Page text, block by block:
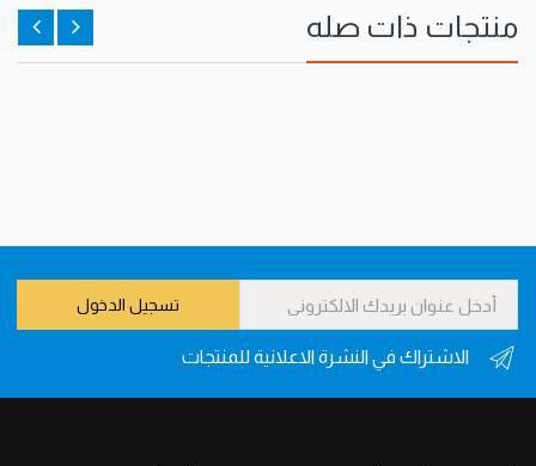
منتجات ذات صله
تسجيل الدخول
الاشتراك في النشرة الاعلانية للمنتجات